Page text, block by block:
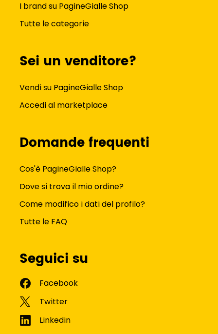
I brand su PagineGialle Shop
Tutte le categorie
Sei un venditore?
Vendi su PagineGialle Shop
Accedi al marketplace
Domande frequenti
Cos'è PagineGialle Shop?
Dove si trova il mio ordine?
Come modifico i dati del profilo?
Tutte le FAQ
Seguici su